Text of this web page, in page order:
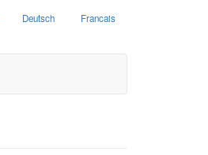
Deutsch Francais